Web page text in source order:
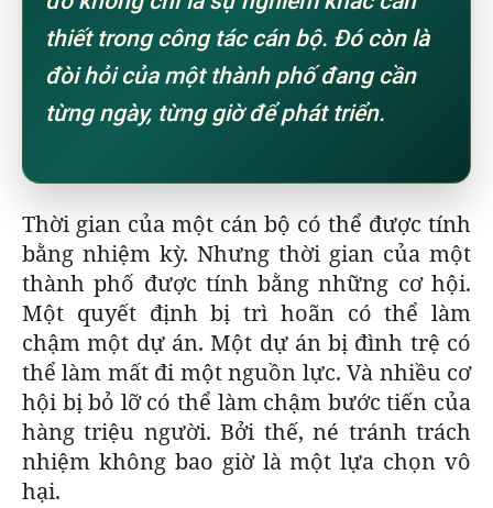
thiết trong công tác cán bộ. Đó còn là
đòi hỏi của một thành phố đang cần
từng ngày, từng giờ để phát triển.
Thời gian của một cán bộ có thể được tính
bằng nhiệm kỳ. Nhưng thời gian của một
thành phố được tính bằng những cơ hội.
Một quyết định bị trì hoãn có thể làm
chậm một dự án. Một dự án bị đình trệ có
thể làm mất đi một nguồn lực. Và nhiều cơ
hội bị bỏ lỡ có thể làm chậm bước tiến của
hàng triệu người. Bởi thế, né tránh trách
nhiệm không bao giờ là một lựa chọn vô
hại.